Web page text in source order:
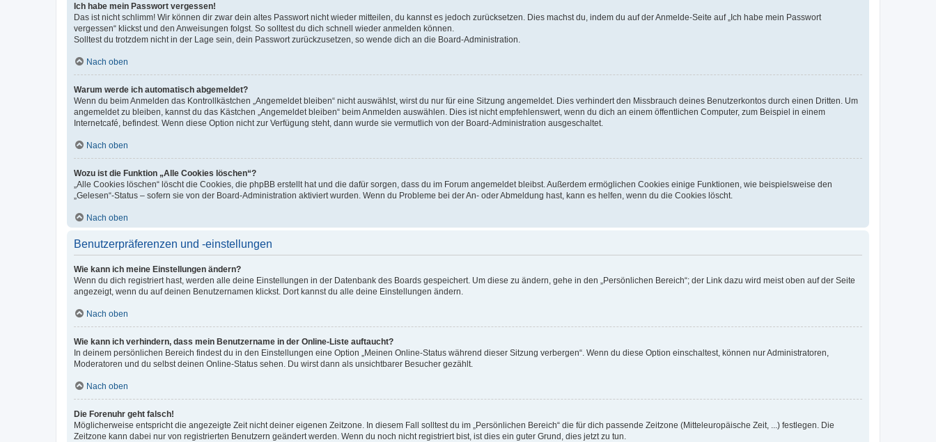
Ich habe mein Passwort vergessen!
Das ist nicht schlimm! Wir können dir zwar dein altes Passwort nicht wieder mitteilen, du kannst es jedoch zurücksetzen. Dies machst du, indem du auf der Anmelde-Seite auf „Ich habe mein Passwort
vergessen“ klickst und den Anweisungen folgst. So solltest du dich schnell wieder anmelden können.
Solltest du trotzdem nicht in der Lage sein, dein Passwort zurückzusetzen, so wende dich an die Board-Administration.
Nach oben
Warum werde ich automatisch abgemeldet?
Wenn du beim Anmelden das Kontrollkästchen „Angemeldet bleiben“ nicht auswählst, wirst du nur für eine Sitzung angemeldet. Dies verhindert den Missbrauch deines Benutzerkontos durch einen Dritten. Um
angemeldet zu bleiben, kannst du das Kästchen „Angemeldet bleiben“ beim Anmelden auswählen. Dies ist nicht empfehlenswert, wenn du dich an einem öffentlichen Computer, zum Beispiel in einem
Internetcafé, befindest. Wenn diese Option nicht zur Verfügung steht, dann wurde sie vermutlich von der Board-Administration ausgeschaltet.
Nach oben
Wozu ist die Funktion „Alle Cookies löschen“?
„Alle Cookies löschen“ löscht die Cookies, die phpBB erstellt hat und die dafür sorgen, dass du im Forum angemeldet bleibst. Außerdem ermöglichen Cookies einige Funktionen, wie beispielsweise den
„Gelesen“-Status – sofern sie von der Board-Administration aktiviert wurden. Wenn du Probleme bei der An- oder Abmeldung hast, kann es helfen, wenn du die Cookies löscht.
Nach oben
Benutzerpräferenzen und -einstellungen
Wie kann ich meine Einstellungen ändern?
Wenn du dich registriert hast, werden alle deine Einstellungen in der Datenbank des Boards gespeichert. Um diese zu ändern, gehe in den „Persönlichen Bereich“; der Link dazu wird meist oben auf der Seite
angezeigt, wenn du auf deinen Benutzernamen klickst. Dort kannst du alle deine Einstellungen ändern.
Nach oben
Wie kann ich verhindern, dass mein Benutzername in der Online-Liste auftaucht?
In deinem persönlichen Bereich findest du in den Einstellungen eine Option „Meinen Online-Status während dieser Sitzung verbergen“. Wenn du diese Option einschaltest, können nur Administratoren,
Moderatoren und du selbst deinen Online-Status sehen. Du wirst dann als unsichtbarer Besucher gezählt.
Nach oben
Die Forenuhr geht falsch!
Möglicherweise entspricht die angezeigte Zeit nicht deiner eigenen Zeitzone. In diesem Fall solltest du im „Persönlichen Bereich“ die für dich passende Zeitzone (Mitteleuropäische Zeit, ...) festlegen. Die
Zeitzone kann dabei nur von registrierten Benutzern geändert werden. Wenn du noch nicht registriert bist, ist dies ein guter Grund, dies jetzt zu tun.